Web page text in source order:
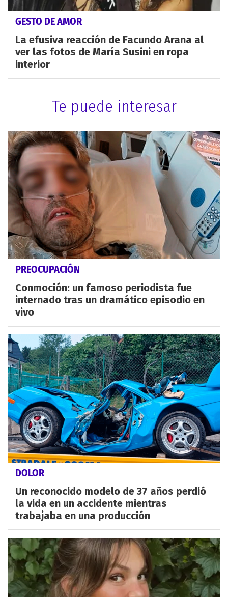
GESTO DE AMOR
La efusiva reacción de Facundo Arana al
ver las fotos de María Susini en ropa
interior
Te puede interesar
PREOCUPACIÓN
Conmoción: un famoso periodista fue
internado tras un dramático episodio en
vivo
DOLOR
Un reconocido modelo de 37 años perdió
la vida en un accidente mientras
trabajaba en una producción